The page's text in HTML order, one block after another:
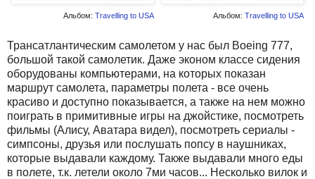
Альбом: Travelling to USA Альбом: Travelling to USA
Трансатлантическим самолетом у нас был Boeing 777,
большой такой самолетик. Даже эконом классе сидения
оборудованы компьютерами, на которых показан
маршрут самолета, параметры полета - все очень
красиво и доступно показывается, а также на нем можно
поиграть в примитивные игры на джойстике, посмотреть
фильмы (Алису, Аватара видел), посмотреть сериалы -
симпсоны, друзья или послушать попсу в наушниках,
которые выдавали каждому. Также выдавали много еды
в полете, т.к. летели около 7ми часов... Несколько вилок и